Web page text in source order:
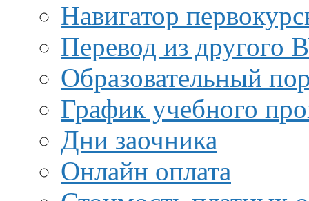
Навигатор
Перевод из другого
Образовательный
График учебного
Дни заочника
Онлайн оплата